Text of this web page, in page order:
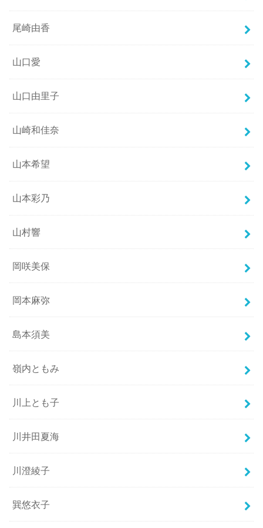
尾崎由香
山口愛
山口由里子
山崎和佳奈
山本希望
山本彩乃
山村響
岡咲美保
岡本麻弥
島本須美
嶺内ともみ
川上とも子
川井田夏海
川澄綾子
巽悠衣子